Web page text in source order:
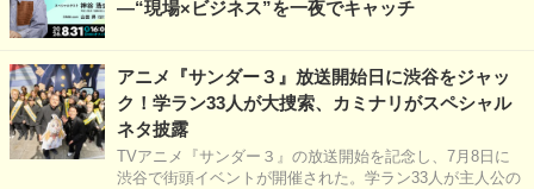
―“現場×ビジネス”を一夜でキャッチ
アニメ『サンダー３』放送開始日に渋谷をジャッ
ク！学ラン33人が大捜索、カミナリがスペシャル
ネタ披露
TVアニメ『サンダー３』の放送開始を記念し、7月8日に
渋谷で街頭イベントが開催された。学ラン33人が主人公の